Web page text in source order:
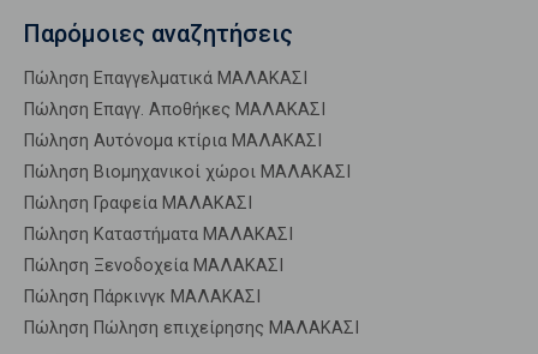
Παρόμοιες αναζητήσεις
Πώληση Επαγγελματικά ΜΑΛΑΚΑΣΙ
Πώληση Επαγγ. Αποθήκες ΜΑΛΑΚΑΣΙ
Πώληση Αυτόνομα κτίρια ΜΑΛΑΚΑΣΙ
Πώληση Βιομηχανικοί χώροι ΜΑΛΑΚΑΣΙ
Πώληση Γραφεία ΜΑΛΑΚΑΣΙ
Πώληση Καταστήματα ΜΑΛΑΚΑΣΙ
Πώληση Ξενοδοχεία ΜΑΛΑΚΑΣΙ
Πώληση Πάρκινγκ ΜΑΛΑΚΑΣΙ
Πώληση Πώληση επιχείρησης ΜΑΛΑΚΑΣΙ